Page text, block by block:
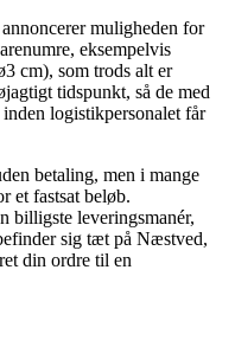
muligheden for
eksempelvis
cm), som trods alt er
tidspunkt, så de med
logistikpersonalet får
betaling, men i mange
et fastsat beløb.
billigste leveringsmanér,
sig tæt på Næstved,
din ordre til en